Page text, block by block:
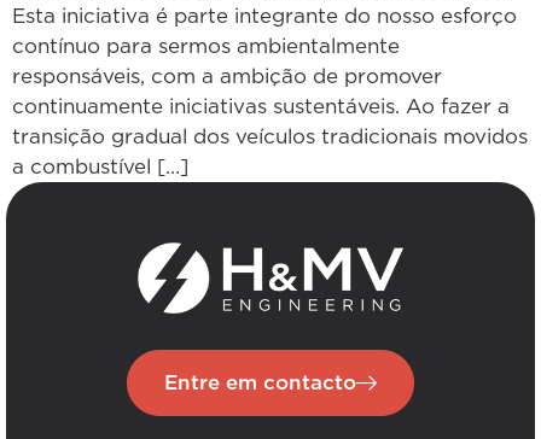
Esta iniciativa é parte integrante do nosso esforço
contínuo para sermos ambientalmente
responsáveis, com a ambição de promover
continuamente iniciativas sustentáveis. Ao fazer a
transição gradual dos veículos tradicionais movidos
a combustível […]
Entre em contacto